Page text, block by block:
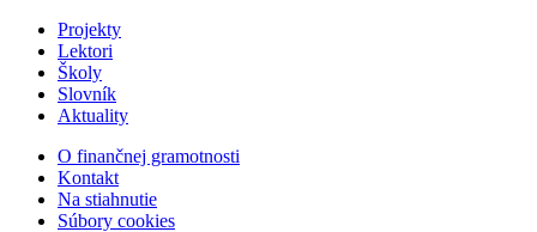
Projekty
Lektori
Školy
Slovník
Aktuality
O finančnej gramotnosti
Kontakt
Na stiahnutie
Súbory cookies